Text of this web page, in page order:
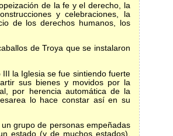
de la fe y el derecho, la
y celebraciones, la
de los derechos humanos, los
de Troya que se instalaron
III la Iglesia se fue sintiendo fuerte
sus bienes y movidos por la
por herencia automática de la
lo hace constar así en su
grupo de personas empeñadas
estado (y de muchos estados),